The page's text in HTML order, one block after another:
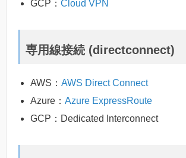
GCP： Cloud VPN
専用線接続 (directconnect)
AWS： AWS Direct Connect
Azure： Azure ExpressRoute
GCP：Dedicated Interconnect